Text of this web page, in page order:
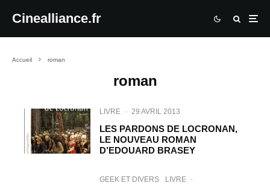
Cinealliance.fr
Accueil roman
roman
LIVRE · 29 AVRIL 2013
LES PARDONS DE LOCRONAN,
LE NOUVEAU ROMAN
D’EDOUARD BRASEY
GEEK ET DIVERS LIVRE ·